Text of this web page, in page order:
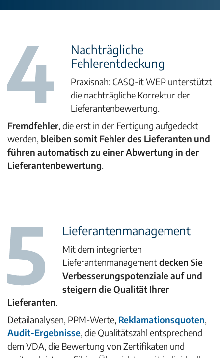
Nachträgliche
Fehlerentdeckung
Praxisnah: CASQ-it WEP unterstützt
die nachträgliche Korrektur der
Lieferantenbewertung.
Fremdfehler, die erst in der Fertigung aufgedeckt
werden, bleiben somit Fehler des Lieferanten und
führen automatisch zu einer Abwertung in der
Lieferantenbewertung.
Lieferantenmanagement
Mit dem integrierten
Lieferantenmanagementdecken Sie
Verbesserungspotenziale auf und
steigern die Qualität Ihrer
Lieferanten.
Detailanalysen, PPM-Werte, Reklamationsquoten,
Audit-Ergebnisse, die Qualitätszahl entsprechend
dem VDA, die Bewertung von Zertifikaten und